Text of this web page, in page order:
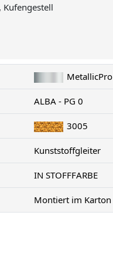
Kufengestell
MetallicPro
ALBA - PG 0
3005
Kunststoffgleiter
IN STOFFFARBE
Montiert im Karton